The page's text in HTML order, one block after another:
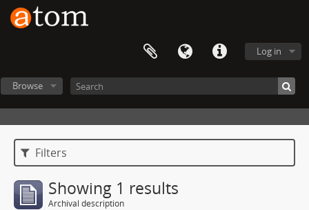
Log in
Browse
Filters
Showing 1 results
Archival description